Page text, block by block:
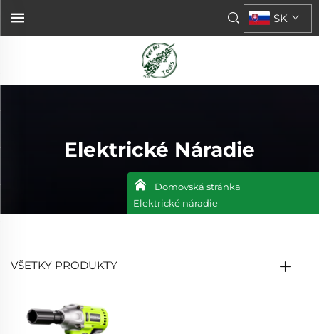
SK
Elektrické Náradie
Domovská stránka
Elektrické náradie
VŠETKY PRODUKTY